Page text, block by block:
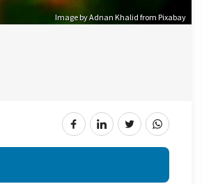
Image by Adnan Khalid from Pixabay